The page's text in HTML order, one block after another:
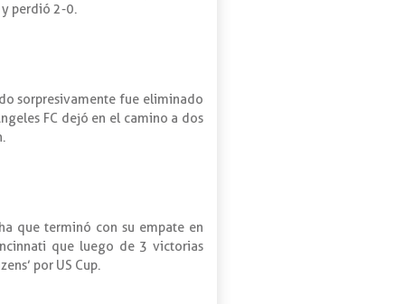
perdió 2-0.
sorpresivamente fue eliminado
FC dejó en el camino a dos
que terminó con su empate en
que luego de 3 victorias
por US Cup.